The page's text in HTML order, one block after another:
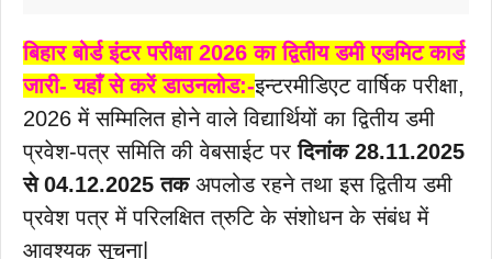
बिहार बोर्ड इंटर परीक्षा 2026 का द्वितीय डमी एडमिट कार्ड
जारी- यहाँ से करें डाउनलोड:-इन्टरमीडिएट वार्षिक परीक्षा,
2026 में सम्मिलित होने वाले विद्यार्थियों का द्वितीय डमी
प्रवेश-पत्र समिति की वेबसाईट परदिनांक 28.11.2025
से 04.12.2025 तकअपलोड रहने तथा इस द्वितीय डमी
प्रवेश पत्र में परिलक्षित त्रुटि के संशोधन के संबंध में
आवश्यक सूचना|